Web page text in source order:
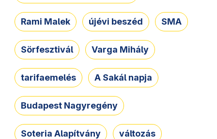
Rami Malek újévi beszéd SMA
Sörfesztivál Varga Mihály
tarifaemelés A Sakál napja
Budapest Nagyregény
Soteria Alapítvány változás